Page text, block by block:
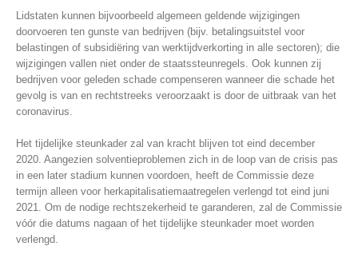
Lidstaten kunnen bijvoorbeeld algemeen geldende wijzigingen
doorvoeren ten gunste van bedrijven (bijv. betalingsuitstel voor
belastingen of subsidiëring van werktijdverkorting in alle sectoren); die
wijzigingen vallen niet onder de staatssteunregels. Ook kunnen zij
bedrijven voor geleden schade compenseren wanneer die schade het
gevolg is van en rechtstreeks veroorzaakt is door de uitbraak van het
coronavirus.
Het tijdelijke steunkader zal van kracht blijven tot eind december
2020. Aangezien solventieproblemen zich in de loop van de crisis pas
in een later stadium kunnen voordoen, heeft de Commissie deze
termijn alleen voor herkapitalisatiemaatregelen verlengd tot eind juni
2021. Om de nodige rechtszekerheid te garanderen, zal de Commissie
vóór die datums nagaan of het tijdelijke steunkader moet worden
verlengd.